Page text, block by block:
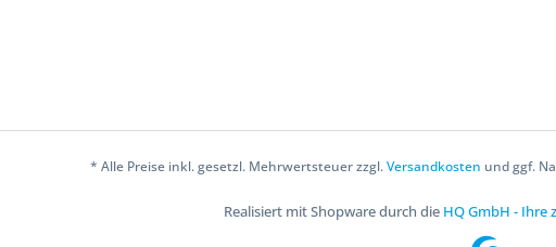
* Alle Preise inkl. gesetzl. Mehrwertsteuer zzgl.Versandkosten und ggf.
Realisiert mit Shopware durch die HQ GmbH - Ihre